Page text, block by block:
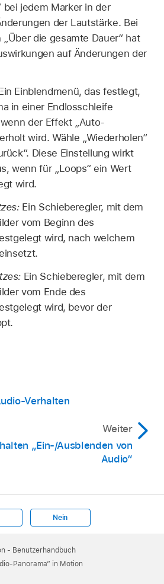
bei jedem Marker in der
der Lautstärke. Bei
die gesamte Dauer“ hat
auf Änderungen der
Einblendmenü, das festlegt,
in einer Endlosschleife
der Effekt „Auto-
wird. Wähle „Wiederholen“
Diese Einstellung wirkt
wenn für „Loops“ ein Wert
wird.
Ein Schieberegler, mit dem
vom Beginn des
wird, nach welchem
Ein Schieberegler, mit dem
vom Ende des
wird, bevor der
Verhalten
Weiter
„Ein-/Ausblenden von
Audio“
Nein
- Benutzerhandbuch
Panorama“ in Motion